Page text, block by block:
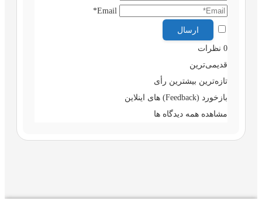
Email*
0 نظرات
قدیمی‌ترین
تازه‌ترین بیشترین رأی
بازخورد (Feedback) های اینلاین
مشاهده همه دیدگاه ها